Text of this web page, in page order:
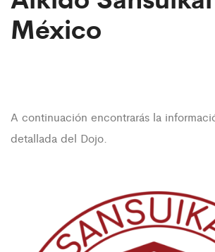
México
A continuación encontrarás la
detallada del Dojo.